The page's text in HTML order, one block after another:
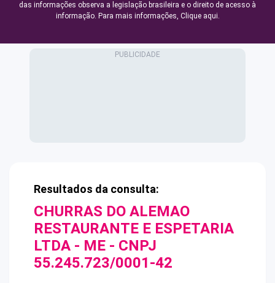
das informações observa a legislação brasileira e o direito de acesso à
informação. Para mais informações, Clique aqui.
Resultados da consulta:
CHURRAS DO ALEMAO
RESTAURANTE E ESPETARIA
LTDA - ME - CNPJ
55.245.723/0001-42